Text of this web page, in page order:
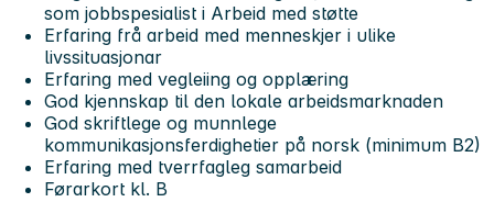
som jobbspesialist i Arbeid med støtte
Erfaring frå arbeid med menneskjer i ulike
livssituasjonar
Erfaring med vegleiing og opplæring
God kjennskap til den lokale arbeidsmarknaden
God skriftlege og munnlege
kommunikasjonsferdighetier på norsk (minimum B2)
Erfaring med tverrfagleg samarbeid
Førarkort kl. B